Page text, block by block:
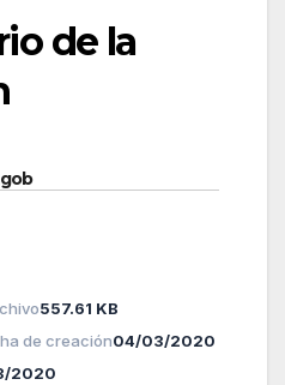
de la
557.61 KB
de creación04/03/2020
2020